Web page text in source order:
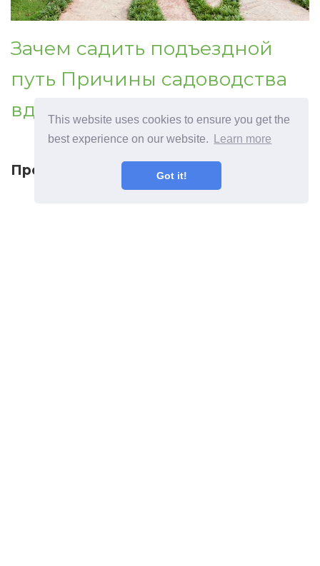
This website uses cookies to ensure you get the
best experience on our website.
Learn more
Got it!
Зачем садить подъездной
путь Причины садоводства
вдоль проезжей части
Предыдущая статья